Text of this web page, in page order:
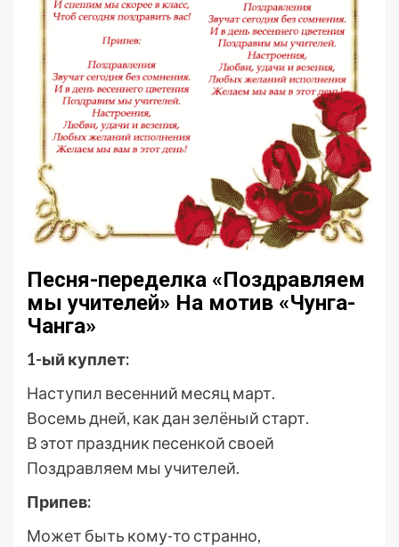
Песня-переделка «Поздравляем
мы учителей» На мотив «Чунга-
Чанга»
1-ый куплет:
Наступил весенний месяц март.
Восемь дней, как дан зелёный старт.
В этот праздник песенкой своей
Поздравляем мы учителей.
Припев:
Может быть кому-то странно,